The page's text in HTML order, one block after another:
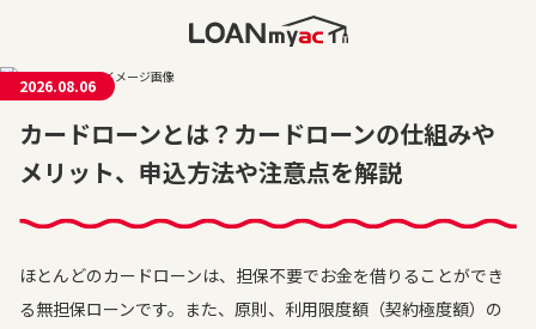
2026.08.06
カードローンとは？カードローンの仕組みや
メリット、申込方法や注意点を解説
ほとんどのカードローンは、担保不要でお金を借りることができ
る無担保ローンです。また、原則、利用限度額（契約極度額）の